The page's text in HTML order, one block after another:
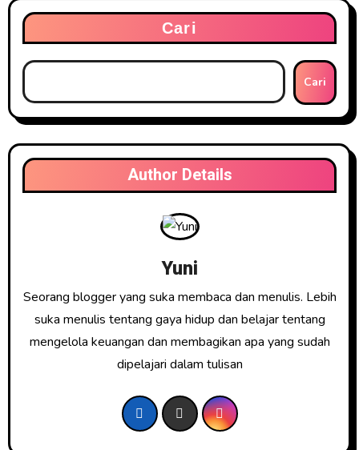
Cari
Cari
Author Details
Yuni
Seorang blogger yang suka membaca dan menulis. Lebih
suka menulis tentang gaya hidup dan belajar tentang
mengelola keuangan dan membagikan apa yang sudah
dipelajari dalam tulisan